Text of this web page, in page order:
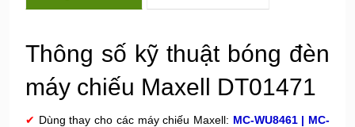
Thông số kỹ thuật bóng đèn
máy chiếu Maxell DT01471
✔ Dùng thay cho các máy chiếu Maxell: MC-WU8461 | MC-